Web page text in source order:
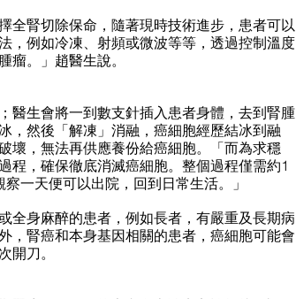
全腎切除保命，隨著現時技術進步，患者可以
，例如冷凍、射頻或微波等等，透過控制溫度
瘤。」趙醫生說。
醫生會將一到數支針插入患者身體，去到腎腫
，然後「解凍」消融，癌細胞經歷結冰到融
壞，無法再供應養份給癌細胞。「而為求穩
程，確保徹底消滅癌細胞。整個過程僅需約1
一天便可以出院，回到日常生活。」
全身麻醉的患者，例如長者，有嚴重及長期病
，腎癌和本身基因相關的患者，癌細胞可能會
開刀。